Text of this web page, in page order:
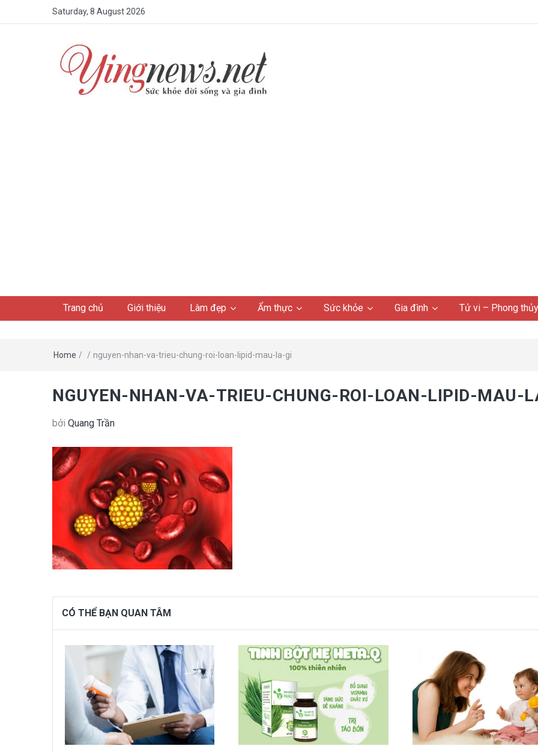
Saturday, 8 August 2026
Trang chủ Giới thiệu Làm đẹp Ẩm thực Sức khỏe Gia đình Tử vi – Phong thủy
Home / / nguyen-nhan-va-trieu-chung-roi-loan-lipid-mau-la-gi
NGUYEN-NHAN-VA-TRIEU-CHUNG-ROI-LOAN-LIPID-MAU-
bởi Quang Trần
CÓ THỂ BẠN QUAN TÂM